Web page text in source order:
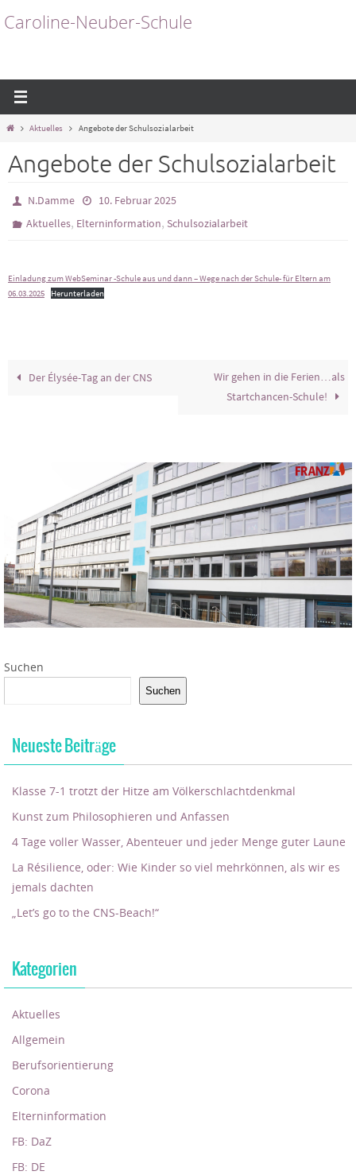
Inhalt
Caroline-Neuber-Schule
StartAktuelles Angebote der Schulsozialarbeit
Angebote der Schulsozialarbeit
N.Damme
10. Februar 2025
Aktuelles, Elterninformation, Schulsozialarbeit
Einladung zum WebSeminar -Schule aus und dann – Wege nach der Schule- für Eltern am
06.03.2025
Herunterladen
Der Élysée-Tag an der CNS
Wir gehen in die Ferien…als
Startchancen-Schule!
Suchen
Suchen
Neueste Beiträge
Klasse 7-1 trotzt der Hitze am Völkerschlachtdenkmal
Kunst zum Philosophieren und Anfassen
4 Tage voller Wasser, Abenteuer und jeder Menge guter Laune
La Résilience, oder: Wie Kinder so viel mehrkönnen, als wir es
jemals dachten
„Let’s go to the CNS-Beach!“
Kategorien
Aktuelles
Allgemein
Berufsorientierung
Corona
Elterninformation
FB: DaZ
FB: DE